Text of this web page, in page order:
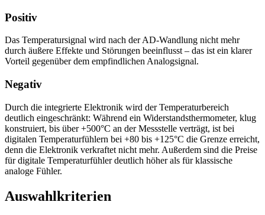
Positiv
Das Temperatursignal wird nach der AD-Wandlung nicht mehr
durch äußere Effekte und Störungen beeinflusst – das ist ein klarer
Vorteil gegenüber dem empfindlichen Analogsignal.
Negativ
Durch die integrierte Elektronik wird der Temperaturbereich
deutlich eingeschränkt: Während ein Widerstandsthermometer, klug
konstruiert, bis über +500°C an der Messstelle verträgt, ist bei
digitalen Temperaturfühlern bei +80 bis +125°C die Grenze erreicht,
denn die Elektronik verkraftet nicht mehr. Außerdem sind die Preise
für digitale Temperaturfühler deutlich höher als für klassische
analoge Fühler.
Auswahlkriterien